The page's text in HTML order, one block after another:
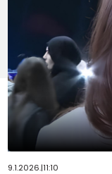
9.1.2026.|11:10